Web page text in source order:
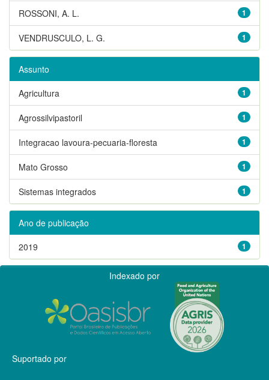
1
ROSSONI, A. L.
1
VENDRUSCULO, L. G.
Assunto
1
Agricultura
1
Agrossilvipastoril
1
Integracao lavoura-pecuaria-floresta
1
Mato Grosso
1
Sistemas integrados
Ano de publicação
1
2019
Indexado por
Suportado por